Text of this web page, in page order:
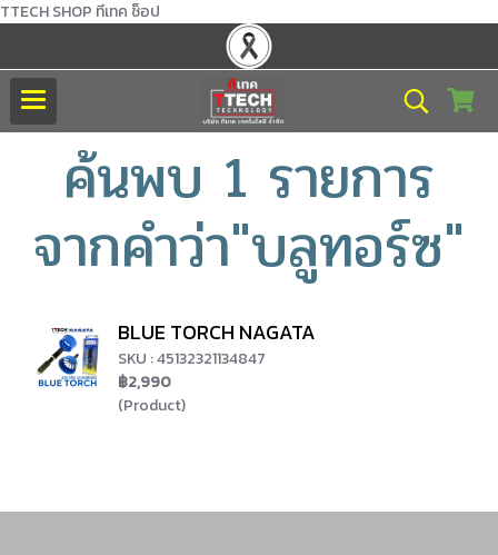
TTECH SHOP ทีเทค ช็อป
ค้นพบ 1 รายการ
จากคำว่า"บลูทอร์ซ"
BLUE TORCH NAGATA
SKU : 45132321134847
฿2,990
(Product)